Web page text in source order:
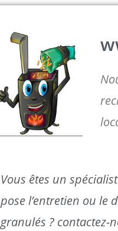
Vous êtes un
pose l’entretien ou le
granulés ? contactez-